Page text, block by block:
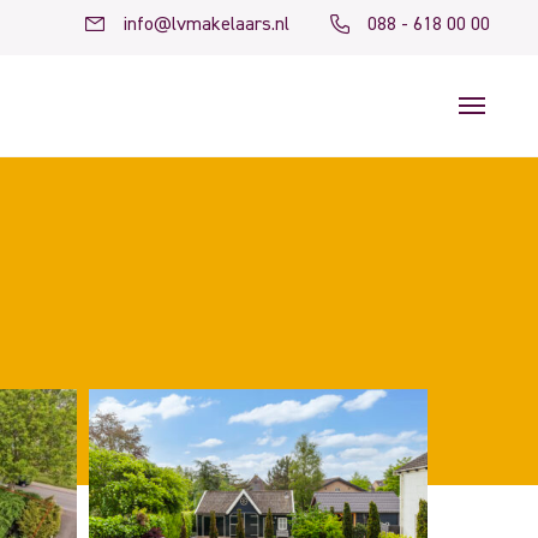
info@lvmakelaars.nl 088 - 618 00 00